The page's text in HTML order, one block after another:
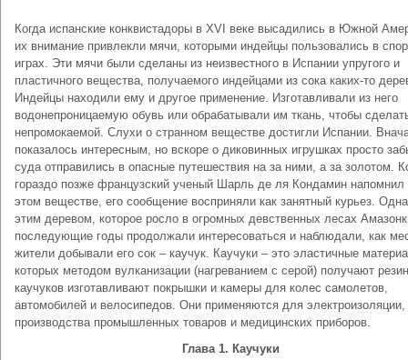
Когда испанские конквистадоры в XVI веке высадились в Южной
их внимание привлекли мячи, которыми индейцы пользовались в
играх. Эти мячи были сделаны из неизвестного в Испании упругого и
пластичного вещества, получаемого индейцами из сока каких-то
Индейцы находили ему и другое применение. Изготавливали из него
водонепроницаемую обувь или обрабатывали им ткань, чтобы
непромокаемой. Слухи о странном веществе достигли Испании.
показалось интересным, но вскоре о диковинных игрушках просто
суда отправились в опасные путешествия на за ними, а за золотом.
гораздо позже французский ученый Шарль де ля Кондамин напомнил
этом веществе, его сообщение восприняли как занятный курьез.
этим деревом, которое росло в огромных девственных лесах
последующие годы продолжали интересоваться и наблюдали, как
жители добывали его сок – каучук. Каучуки – это эластичные
которых методом вулканизации (нагреванием с серой) получают
каучуков изготавливают покрышки и камеры для колес самолетов,
автомобилей и велосипедов. Они применяются для электроизоляции,
производства промышленных товаров и медицинских приборов.
Глава 1. Каучуки